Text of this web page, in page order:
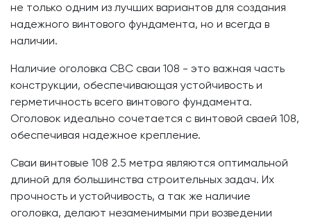
не только одним из лучших вариантов для создания
надежного винтового фундамента, но и всегда в
наличии.
Наличие оголовка СВС сваи 108 - это важная часть
конструкции, обеспечивающая устойчивость и
герметичность всего винтового фундамента.
Оголовок идеально сочетается с винтовой сваей 108,
обеспечивая надежное крепление.
Сваи винтовые 108 2.5 метра являются оптимальной
длиной для большинства строительных задач. Их
прочность и устойчивость, а так же наличие
оголовка, делают незаменимыми при возведении